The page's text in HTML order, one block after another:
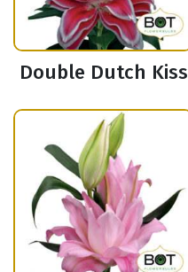
Double Dutch Kiss